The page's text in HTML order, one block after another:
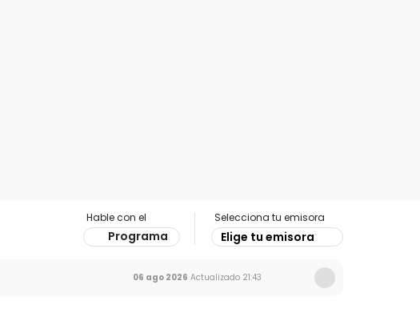
Hable con el
Programa
Selecciona tu emisora
Elige tu emisora
06 ago 2026 Actualizado 21:43